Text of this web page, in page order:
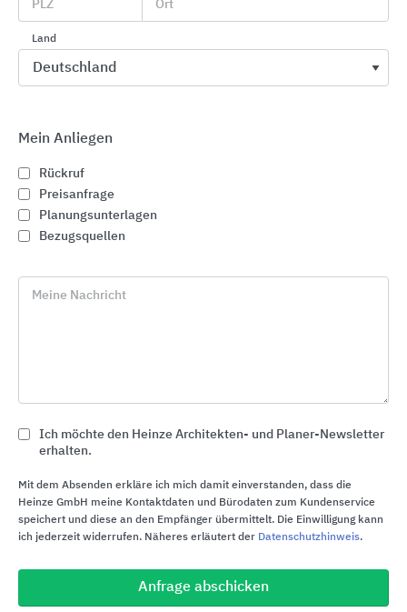
Brände frühzeitig
Rauchmeldern und Handfeuermeldern an den
Fluchtwegen an die räumlichen und betrieblichen
Bedingungen angepasst.
Installation der Brandmeldeanlage
Evakuierung der Mitarbeiter dient, ist die
PLZ Ort
Land
Mein Anliegen
Rückruf
Preisanfrage
Planungsunterlagen
Bezugsquellen
Meine Nachricht
Ich möchte den Heinze Architekten- und Planer-Newsletter
erhalten.
Mit dem Absenden erkläre ich mich damit einverstanden, dass die
Heinze GmbH meine Kontaktdaten und Bürodaten zum Kundenservice
speichert und diese an den Empfänger übermittelt. Die Einwilligung kann
ich jederzeit widerrufen. Näheres erläutert der Datenschutzhinweis.
Anfrage abschicken